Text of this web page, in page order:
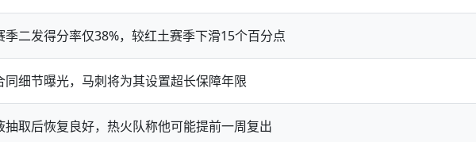
季二发得分率仅38%，较红土赛季下滑15个百分点
同细节曝光，马刺将为其设置超长保障年限
抽取后恢复良好，热火队称他可能提前一周复出